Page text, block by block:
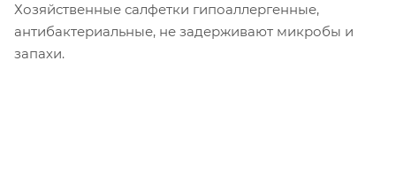
Хозяйственные салфетки гипоаллергенные,
антибактериальные, не задерживают микробы и
запахи.